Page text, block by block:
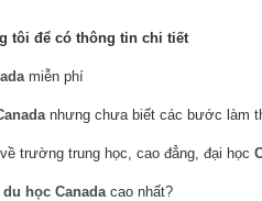
tôi để có thông tin chi tiết
miễn phí
nhưng chưa biết các bước làm
trường trung học, cao đẳng, đại học
du học Canadacao nhất?